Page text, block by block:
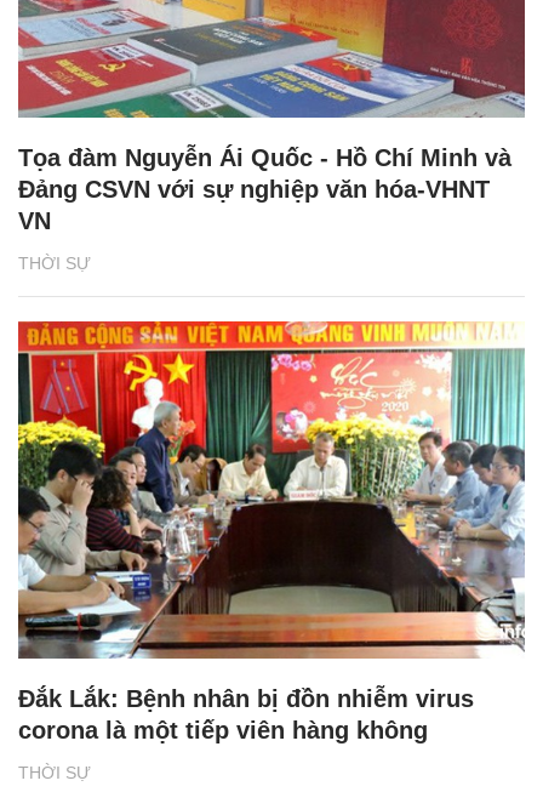
THỜI SỰ
Tọa đàm Nguyễn Ái Quốc - Hồ Chí Minh và
Đảng CSVN với sự nghiệp văn hóa-VHNT
VN
THỜI SỰ
Đắk Lắk: Bệnh nhân bị đồn nhiễm virus
corona là một tiếp viên hàng không